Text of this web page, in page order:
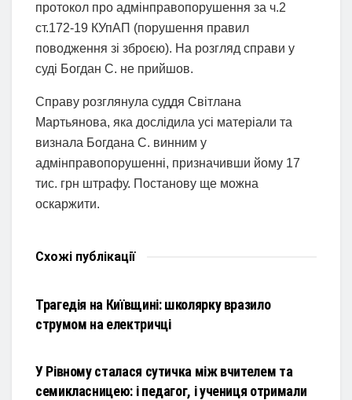
протокол про адмінправопорушення за ч.2
ст.172-19 КУпАП (порушення правил
поводження зі зброєю). На розгляд справи у
суді Богдан С. не прийшов.
Справу розглянула суддя Світлана
Мартьянова, яка дослідила усі матеріали та
визнала Богдана С. винним у
адмінправопорушенні, призначивши йому 17
тис. грн штрафу. Постанову ще можна
оскаржити.
Схожі публікації
Трагедія на Київщині: школярку вразило
струмом на електричці
У Рівному сталася сутичка між вчителем та
семикласницею: і педагог, і учениця отримали